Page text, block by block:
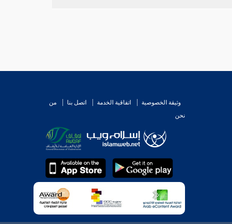
وثيقة الخصوصية اتفاقية الخدمة اتصل بنا
من
نحن